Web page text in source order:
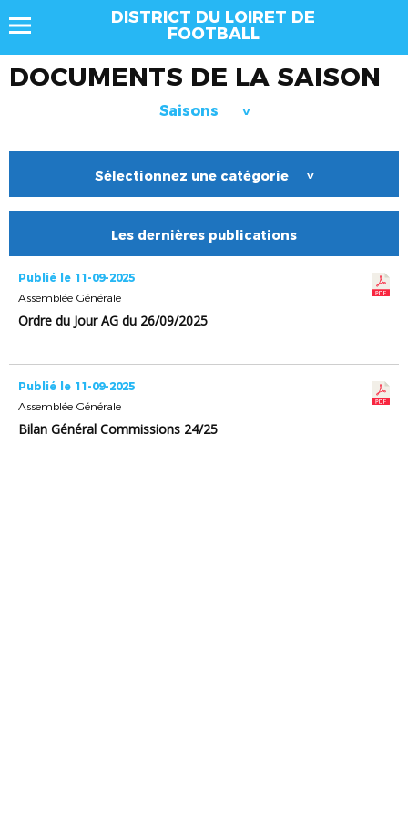
DISTRICT DU LOIRET DE
FOOTBALL
DOCUMENTS DE LA SAISON
Saisons >
Sélectionnez une catégorie >
Les dernières publications
Publié le 11-09-2025
Assemblée Générale
Ordre du Jour AG du 26/09/2025
Publié le 11-09-2025
Assemblée Générale
Bilan Général Commissions 24/25